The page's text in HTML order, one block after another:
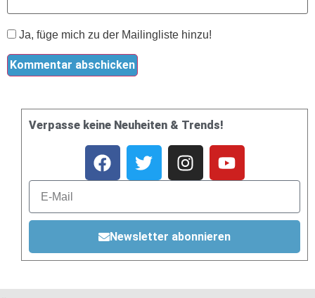
Ja, füge mich zu der Mailingliste hinzu!
Verpasse keine Neuheiten & Trends!
Newsletter abonnieren